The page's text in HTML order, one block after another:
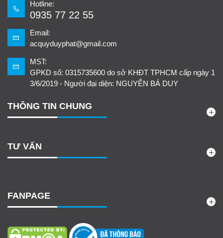
Hotline:
0935 77 22 55
Email:
acquyduyphat@gmail.com
MST:
GPKD số: 0315735600 do sở KHĐT TPHCM cấp ngày 1
3/6/2019 - Người đại diện: NGUYỄN BÁ DUY
THÔNG TIN CHUNG
TƯ VẤN
FANPAGE